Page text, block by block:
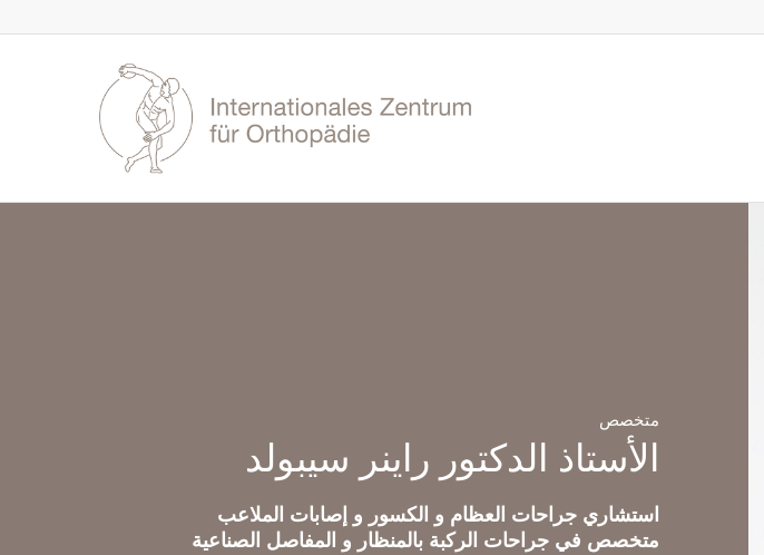
متخصص
الأستاذ الدكتور راينر سيبولد
استشاري جراحات العظام و الكسور و إصابات الملاعب
متخصص في جراحات الركبة بالمنظار و المفاصل الصناعية